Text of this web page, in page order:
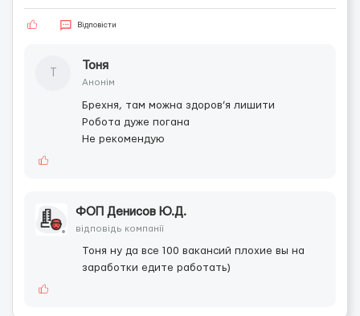
Відповісти
Тоня
Анонім
Брехня, там можна здоров’я лишити
Робота дуже погана
Не рекомендую
ФОП Денисов Ю.Д.
відповідь компанії
Тоня ну да все 100 вакансий плохие вы на
заработки едите работать)